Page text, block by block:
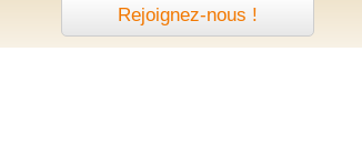
Rejoignez-nous !